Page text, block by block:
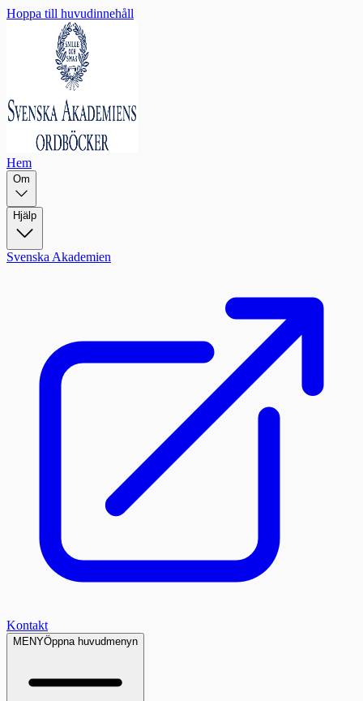
Hoppa till huvudinnehåll
Hem
Om
Hjälp
Svenska Akademien
Kontakt
MENYÖppna huvudmenyn